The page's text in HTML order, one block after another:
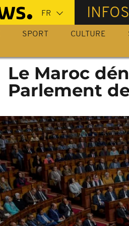
INFOS
SPORT CULTURE
Le Maroc
Parlement